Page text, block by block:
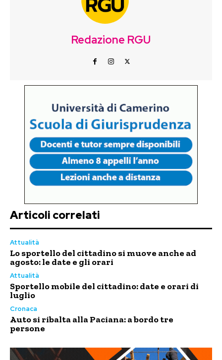
Redazione RGU
Articoli correlati
Attualità
Lo sportello del cittadino si muove anche ad
agosto: le date e gli orari
Attualità
Sportello mobile del cittadino: date e orari di
luglio
Cronaca
Auto si ribalta alla Paciana: a bordo tre
persone